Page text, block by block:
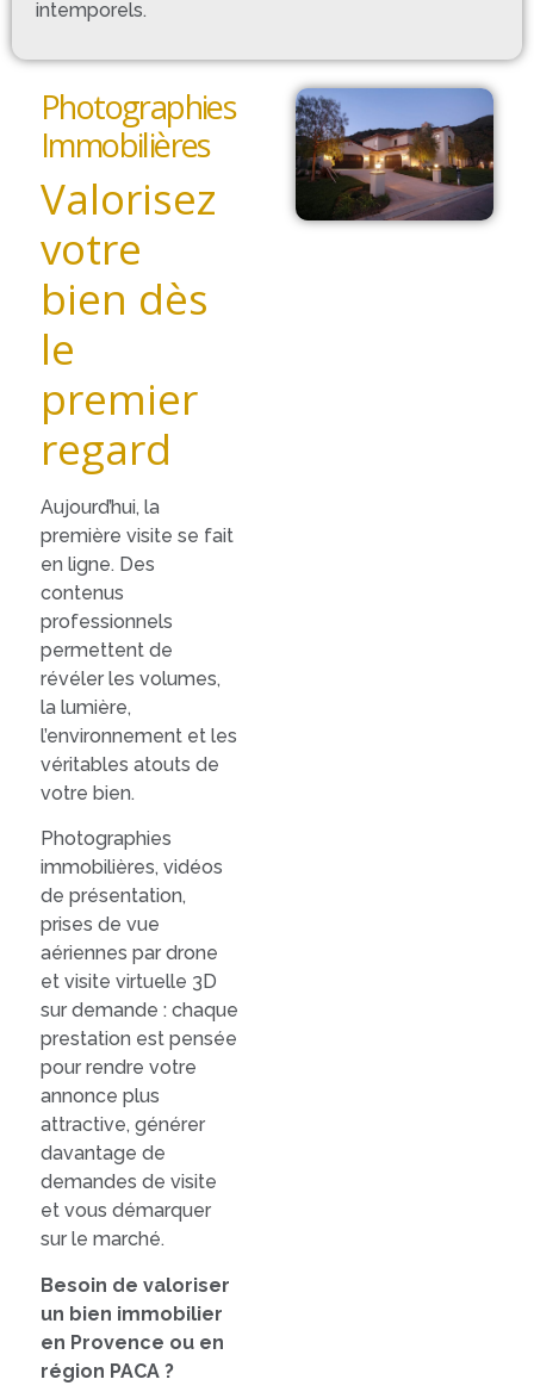
intemporels.
Photographies
Immobilières
Valorisez
votre
bien dès
le
premier
regard
Aujourd’hui, la
première visite se fait
en ligne. Des
contenus
professionnels
permettent de
révéler les volumes,
la lumière,
l’environnement et les
véritables atouts de
votre bien.
Photographies
immobilières, vidéos
de présentation,
prises de vue
aériennes par drone
et visite virtuelle 3D
sur demande : chaque
prestation est pensée
pour rendre votre
annonce plus
attractive, générer
davantage de
demandes de visite
et vous démarquer
sur le marché.
Besoin de valoriser
un bien immobilier
en Provence ou en
région PACA ?